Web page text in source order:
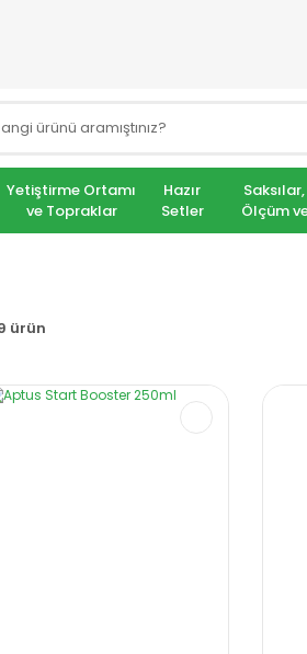
Yetiştirme Ortamı
ve Topraklar
Hazır
Setler
Ölçüm
ürün